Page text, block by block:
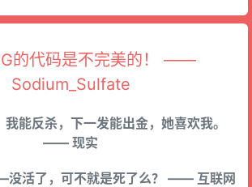
的代码是不完美的！ ——
Sodium_Sulfate
能反杀，下一发能出金，她喜欢我。
—— 现实
活了，可不就是死了么？ —— 互联网